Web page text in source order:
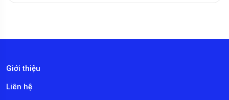
Giới thiệu
Liên hệ